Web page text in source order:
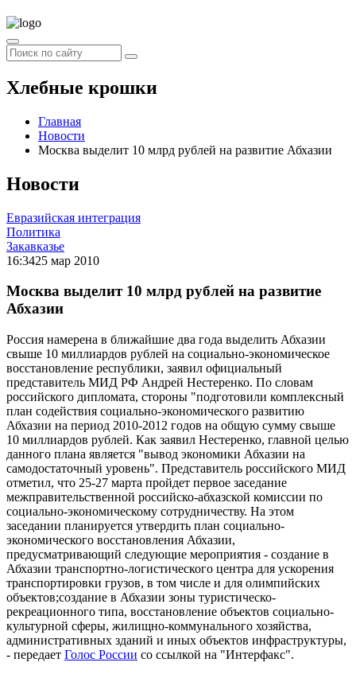
Хлебные крошки
Главная
Новости
Москва выделит 10 млрд рублей на развитие Абхазии
Новости
Евразийская интеграция
Политика
Закавказье
16:3425 мар 2010
Москва выделит 10 млрд рублей на развитие
Абхазии
Россия намерена в ближайшие два года выделить Абхазии
свыше 10 миллиардов рублей на социально-экономическое
восстановление республики, заявил официальный
представитель МИД РФ Андрей Нестеренко. По словам
российского дипломата, стороны "подготовили комплексный
план содействия социально-экономического развитию
Абхазии на период 2010-2012 годов на общую сумму свыше
10 миллиардов рублей. Как заявил Нестеренко, главной целью
данного плана является "вывод экономики Абхазии на
самодостаточный уровень". Представитель российского МИД
отметил, что 25-27 марта пройдет первое заседание
межправительственной российско-абхазской комиссии по
социально-экономическому сотрудничеству. На этом
заседании планируется утвердить план социально-
экономического восстановления Абхазии,
предусматривающий следующие мероприятия - создание в
Абхазии транспортно-логистического центра для ускорения
транспортировки грузов, в том числе и для олимпийских
объектов;создание в Абхазии зоны туристическо-
рекреационного типа, восстановление объектов социально-
культурной сферы, жилищно-коммунального хозяйства,
административных зданий и иных объектов инфраструктуры,
- передает Голос России со ссылкой на "Интерфакс".